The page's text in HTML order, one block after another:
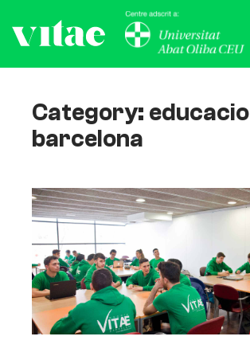
Category: educacio
barcelona